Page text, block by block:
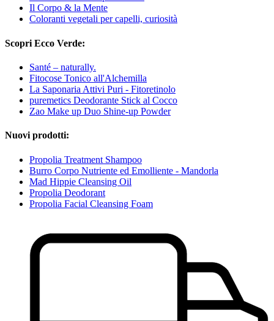
Il Corpo & la Mente
Coloranti vegetali per capelli, curiosità
Scopri Ecco Verde:
Santé – naturally.
Fitocose Tonico all'Alchemilla
La Saponaria Attivi Puri - Fitoretinolo
puremetics Deodorante Stick al Cocco
Zao Make up Duo Shine-up Powder
Nuovi prodotti:
Propolia Treatment Shampoo
Burro Corpo Nutriente ed Emolliente - Mandorla
Mad Hippie Cleansing Oil
Propolia Deodorant
Propolia Facial Cleansing Foam